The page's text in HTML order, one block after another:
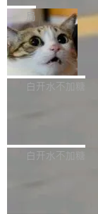
是把这段空隙补上
aDB 捕获 commit
微软同期总资本开
bet、微软以及
ceXAI的资金消耗速
撑庞大支出的资金
貌。数据显示，微
一个在终端里运行
1.2，驱动这个
你可以用 curl -
sh | bash 安装一个
代码、验证结果的
个主 agent 循环，
局
美团开源
准 AI 能力认知
机器出题的前提，
构建流程可以分为
白开水不加糖
库，并将作为
白开水不加糖